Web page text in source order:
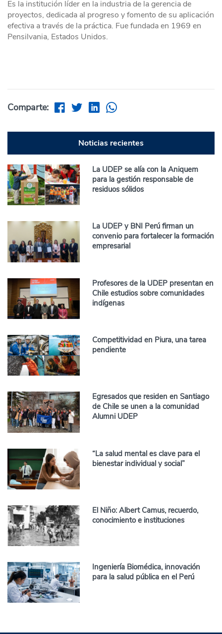
Es la institución líder en la industria de la gerencia de
proyectos, dedicada al progreso y fomento de su aplicación
efectiva a través de la práctica. Fue fundada en 1969 en
Pensilvania, Estados Unidos.
Comparte:
Noticias recientes
La UDEP se alía con la Aniquem
para la gestión responsable de
residuos sólidos
La UDEP y BNI Perú firman un
convenio para fortalecer la formación
empresarial
Profesores de la UDEP presentan en
Chile estudios sobre comunidades
indígenas
Competitividad en Piura, una tarea
pendiente
Egresados que residen en Santiago
de Chile se unen a la comunidad
Alumni UDEP
“La salud mental es clave para el
bienestar individual y social”
El Niño: Albert Camus, recuerdo,
conocimiento e instituciones
Ingeniería Biomédica, innovación
para la salud pública en el Perú